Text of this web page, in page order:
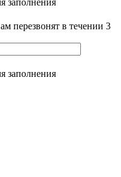
заполнения
перезвонят в течении 3
заполнения